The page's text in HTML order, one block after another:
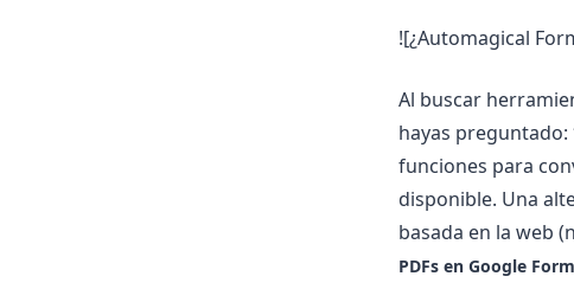
![¿Automagical
Al buscar
hayas
funciones para
disponible. Una
basada en la web
PDFs en Google